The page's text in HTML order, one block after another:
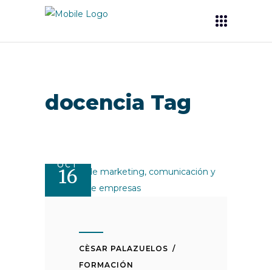
docencia Tag
OCT
16
CÈSAR PALAZUELOS
FORMACIÓN